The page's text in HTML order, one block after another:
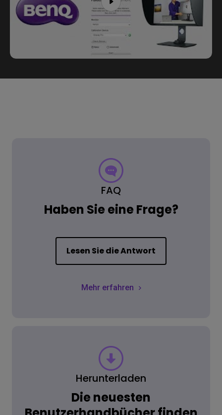
FAQ
Haben Sie eine Frage?
Lesen Sie die Antwort
Mehr erfahren
Herunterladen
Die neuesten